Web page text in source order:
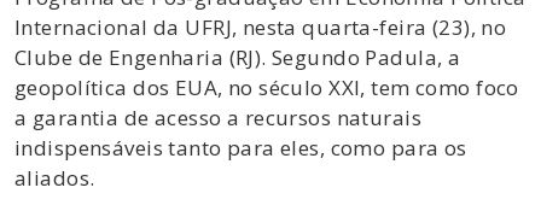
Internacional da UFRJ, nesta quarta-feira (23), no
Clube de Engenharia (RJ). Segundo Padula, a
geopolítica dos EUA, no século XXI, tem como foco
a garantia de acesso a recursos naturais
indispensáveis tanto para eles, como para os
aliados.